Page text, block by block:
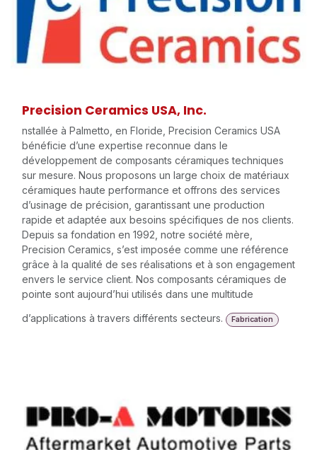
Precision Ceramics USA, Inc.
nstallée à Palmetto, en Floride, Precision Ceramics USA
bénéficie d’une expertise reconnue dans le
développement de composants céramiques techniques
sur mesure. Nous proposons un large choix de matériaux
céramiques haute performance et offrons des services
d’usinage de précision, garantissant une production
rapide et adaptée aux besoins spécifiques de nos clients.
Depuis sa fondation en 1992, notre société mère,
Precision Ceramics, s’est imposée comme une référence
grâce à la qualité de ses réalisations et à son engagement
envers le service client. Nos composants céramiques de
pointe sont aujourd’hui utilisés dans une multitude
d’applications à travers différents secteurs.
Fabrication